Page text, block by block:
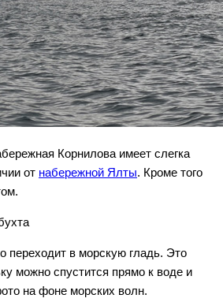
Корнилова имеет слегка
от набережной Ялты. Кроме того
переходит в морскую гладь. Это
можно спустится прямо к воде и
на фоне морских волн.